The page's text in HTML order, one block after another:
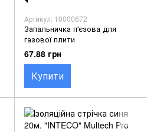
Артикул: 10000672
Запальничка п'єзова для
газової плити
67.88 грн
Купити